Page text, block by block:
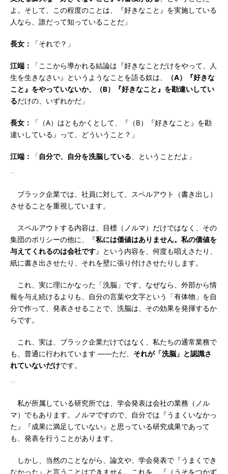
よ。そして、この程度のことは、『好きなこと』を実施している
人なら、誰だって知っていることだ」
長女： 「それで？」
江端：
「ここから導かれる結論は『好きなことだけをやって、人
生を生きなさい』というようなことを語る奴は、
（A）『好きな
こと』をやっていないか、（B）『好きなこと』を勘違いしてい
るだけの、いずれかだ」
長女：
「（A）はともかくとして、『（B）『好きなこと』を勘
違いしている』って、どういうこと？」
江端： 「 自分で、自分を洗脳している 、ということだよ」
ブラック企業では、社員に対して、スペルアウト（書き出し）
させることを重視しています。
スペルアウトする内容は、目標（ノルマ）だけではなく、その
集団のポリシーの他に、『私には価値はありません。私の価値を
与えてくれるのは会社です』という内容を、何度も唱えさたり、
紙に書き出させたり、それを壁に張り付けさせたりします。
これ、実に理にかなった「洗脳」です。なぜなら、外部から情
報を与え続けるよりも、自分の言葉や文字という「有体物」を自
分で作って、発表させることで、洗脳は、その効果を発揮するか
らです。
これ、実は、ブラック企業だけではなく、私たちの通常業務で
も、普通に行われています ――ただ、 それが「洗脳」と認識さ
れていないだけです。
私が所属している研究所では、学会発表は会社の業務（ノル
マ）でもあります。ノルマですので、自分では『うまくいなかっ
た』『成果に満足していない』と思っている研究成果であって
も、発表を行うことがあります。
しかし、当然のことながら、論文や、学会発表で『うまくでき
なかった』と言うことはできません。これを、『（うそをつかず